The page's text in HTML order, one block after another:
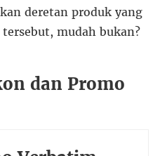
deretan produk yang
mudah bukan?
dan Promo